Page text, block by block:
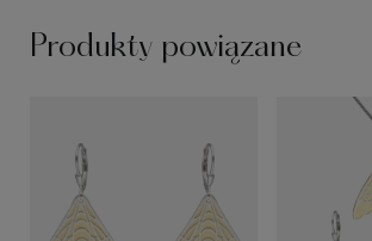
Produkty powiązane